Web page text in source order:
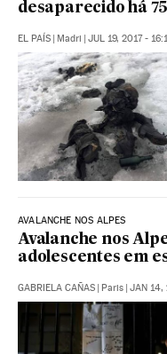
desaparecido há
EL PAÍS Madri JUL 19, 2017 -
AVALANCHE NOS ALPES
Avalanche nos
adolescentes em
GABRIELA CAÑAS Paris JAN 14,